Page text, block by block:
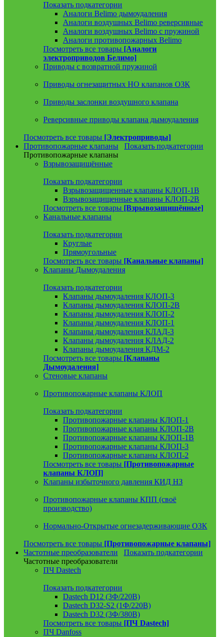
Показать подкатегории
Аналоги Belimo дымоудаления
Аналоги воздушных Belimo реверсивные
Аналоги воздушных Belimo с пружиной
Аналоги противопожарных Belimo
Посмотреть все товары [Аналоги
электроприводов Белимо]
Приводы с возвратной пружиной
Приводы огнезащитных НО клапанов ОЗК
Приводы заслонки воздушного клапана
Реверсивные приводы клапана дымоудаления
Посмотреть все товары [Электроприводы]
Противопожарные клапаны
Показать подкатегории
Противопожарные клапаны
Взрывозащищённые
Показать подкатегории
Взрывозащищенные клапаны КЛОП-1В
Взрывозащищенные клапаны КЛОП-2В
Посмотреть все товары [Взрывозащищённые]
Канальные клапаны
Показать подкатегории
Круглые
Прямоугольные
Посмотреть все товары [Канальные клапаны]
Клапаны Дымоудаления
Показать подкатегории
Клапаны дымоудаления КЛОП-3
Клапаны дымоудаления КЛОП-2В
Клапаны дымоудаления КЛОП-2
Клапаны дымоудаления КЛОП-1
Клапаны дымоудаления КЛАД-3
Клапаны дымоудаления КЛАД-2
Клапаны дымоудаления КДМ-2
Посмотреть все товары [Клапаны
Дымоудаления]
Стеновые клапаны
Противопожарные клапаны КЛОП
Показать подкатегории
Противопожарные клапаны КЛОП-1
Противопожарные клапаны КЛОП-2В
Противопожарные клапаны КЛОП-1В
Противопожарные клапаны КЛОП-3
Противопожарные клапаны КЛОП-2
Посмотреть все товары [Противопожарные
клапаны КЛОП]
Клапаны избыточного давления КИД НЗ
Противопожарные клапаны КПП (своё
производство)
Нормально-Открытые огнезадерживающие ОЗК
Посмотреть все товары [Противопожарные клапаны]
Частотные преобразователи
Показать подкатегории
Частотные преобразователи
ПЧ Dastech
Показать подкатегории
Dastech D12 (3Ф/220В)
Dastech D32-S2 (1Ф/220В)
Dastech D32 (3Ф/380В)
Посмотреть все товары [ПЧ Dastech]
ПЧ Danfoss